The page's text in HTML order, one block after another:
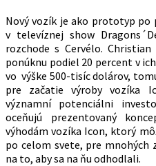
Nový vozík je ako prototyp po
v televíznej show
rozchode s Cervélo.
ponúknu podiel 20 percent v
vo výške 500-tisíc dolárov,
pre začatie výroby vozíka
významní potenciálni
oceňujú prezentovaný
výhodám vozíka Icon, ktorý
po celom svete, pre mnohých
na to, aby sa na ňu odhodlali.